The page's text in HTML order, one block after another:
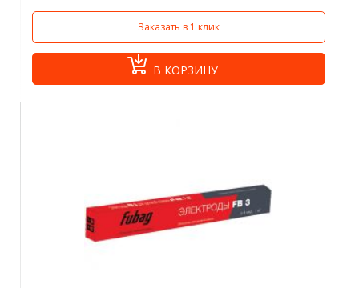
Заказать в 1 клик
В КОРЗИНУ